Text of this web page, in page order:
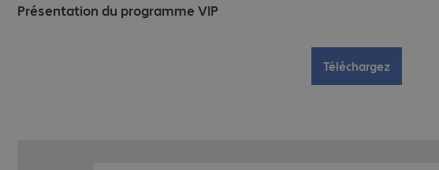
Présentation du programme VIP
Téléchargez